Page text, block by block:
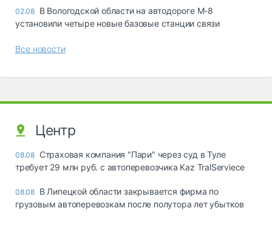
02.08 В Вологодской области на автодороге М-8
установили четыре новые базовые станции связи
Все новости
Центр
08.08 Страховая компания "Пари" через суд в Туле
требует 29 млн руб. с автоперевозчика Kaz TralServiece
08.08 В Липецкой области закрывается фирма по
грузовым автоперевозкам после полутора лет убытков